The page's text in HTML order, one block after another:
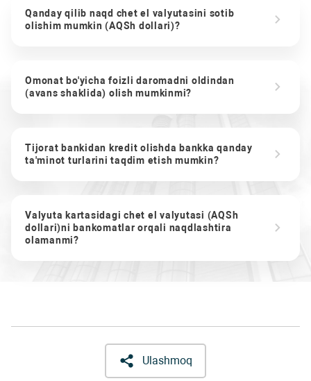
Qanday qilib naqd chet el valyutasini sotib
olishim mumkin (AQSh dollari)?
Omonat bo'yicha foizli daromadni oldindan
(avans shaklida) olish mumkinmi?
Tijorat bankidan kredit olishda bankka qanday
ta'minot turlarini taqdim etish mumkin?
Valyuta kartasidagi chet el valyutasi (AQSh
dollari)ni bankomatlar orqali naqdlashtira
olamanmi?
Ulashmoq